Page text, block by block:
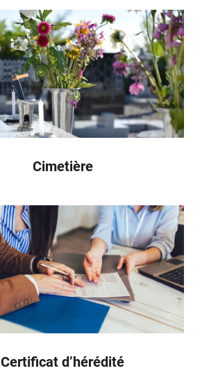
Cimetière
Certificat d’hérédité